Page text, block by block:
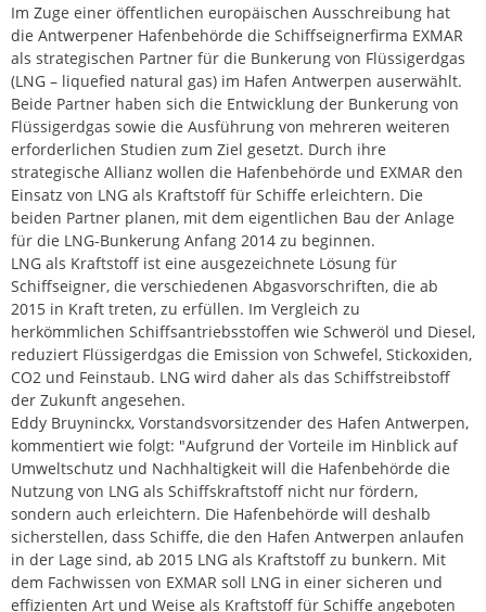
Im Zuge einer öffentlichen europäischen Ausschreibung hat
die Antwerpener Hafenbehörde die Schiffseignerfirma EXMAR
als strategischen Partner für die Bunkerung von Flüssigerdgas
(LNG – liquefied natural gas) im Hafen Antwerpen auserwählt.
Beide Partner haben sich die Entwicklung der Bunkerung von
Flüssigerdgas sowie die Ausführung von mehreren weiteren
erforderlichen Studien zum Ziel gesetzt. Durch ihre
strategische Allianz wollen die Hafenbehörde und EXMAR den
Einsatz von LNG als Kraftstoff für Schiffe erleichtern. Die
beiden Partner planen, mit dem eigentlichen Bau der Anlage
für die LNG-Bunkerung Anfang 2014 zu beginnen.
LNG als Kraftstoff ist eine ausgezeichnete Lösung für
Schiffseigner, die verschiedenen Abgasvorschriften, die ab
2015 in Kraft treten, zu erfüllen. Im Vergleich zu
herkömmlichen Schiffsantriebsstoffen wie Schweröl und Diesel,
reduziert Flüssigerdgas die Emission von Schwefel, Stickoxiden,
CO2 und Feinstaub. LNG wird daher als das Schiffstreibstoff
der Zukunft angesehen.
Eddy Bruyninckx, Vorstandsvorsitzender des Hafen Antwerpen,
kommentiert wie folgt: "Aufgrund der Vorteile im Hinblick auf
Umweltschutz und Nachhaltigkeit will die Hafenbehörde die
Nutzung von LNG als Schiffskraftstoff nicht nur fördern,
sondern auch erleichtern. Die Hafenbehörde will deshalb
sicherstellen, dass Schiffe, die den Hafen Antwerpen anlaufen
in der Lage sind, ab 2015 LNG als Kraftstoff zu bunkern. Mit
dem Fachwissen von EXMAR soll LNG in einer sicheren und
effizienten Art und Weise als Kraftstoff für Schiffe angeboten